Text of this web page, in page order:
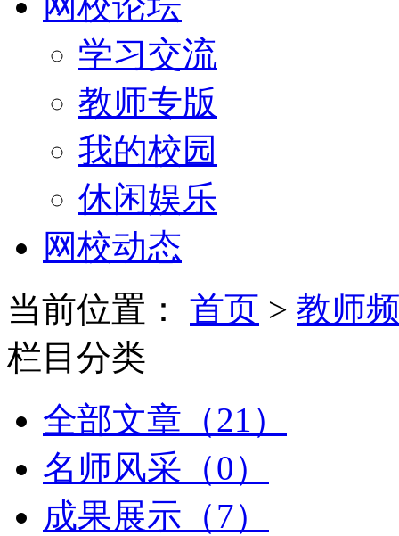
学习交流
教师专版
我的校园
休闲娱乐
网校动态
当前位置： 首页 > 教师
栏目分类
全部文章（21）
名师风采（0）
成果展示（7）